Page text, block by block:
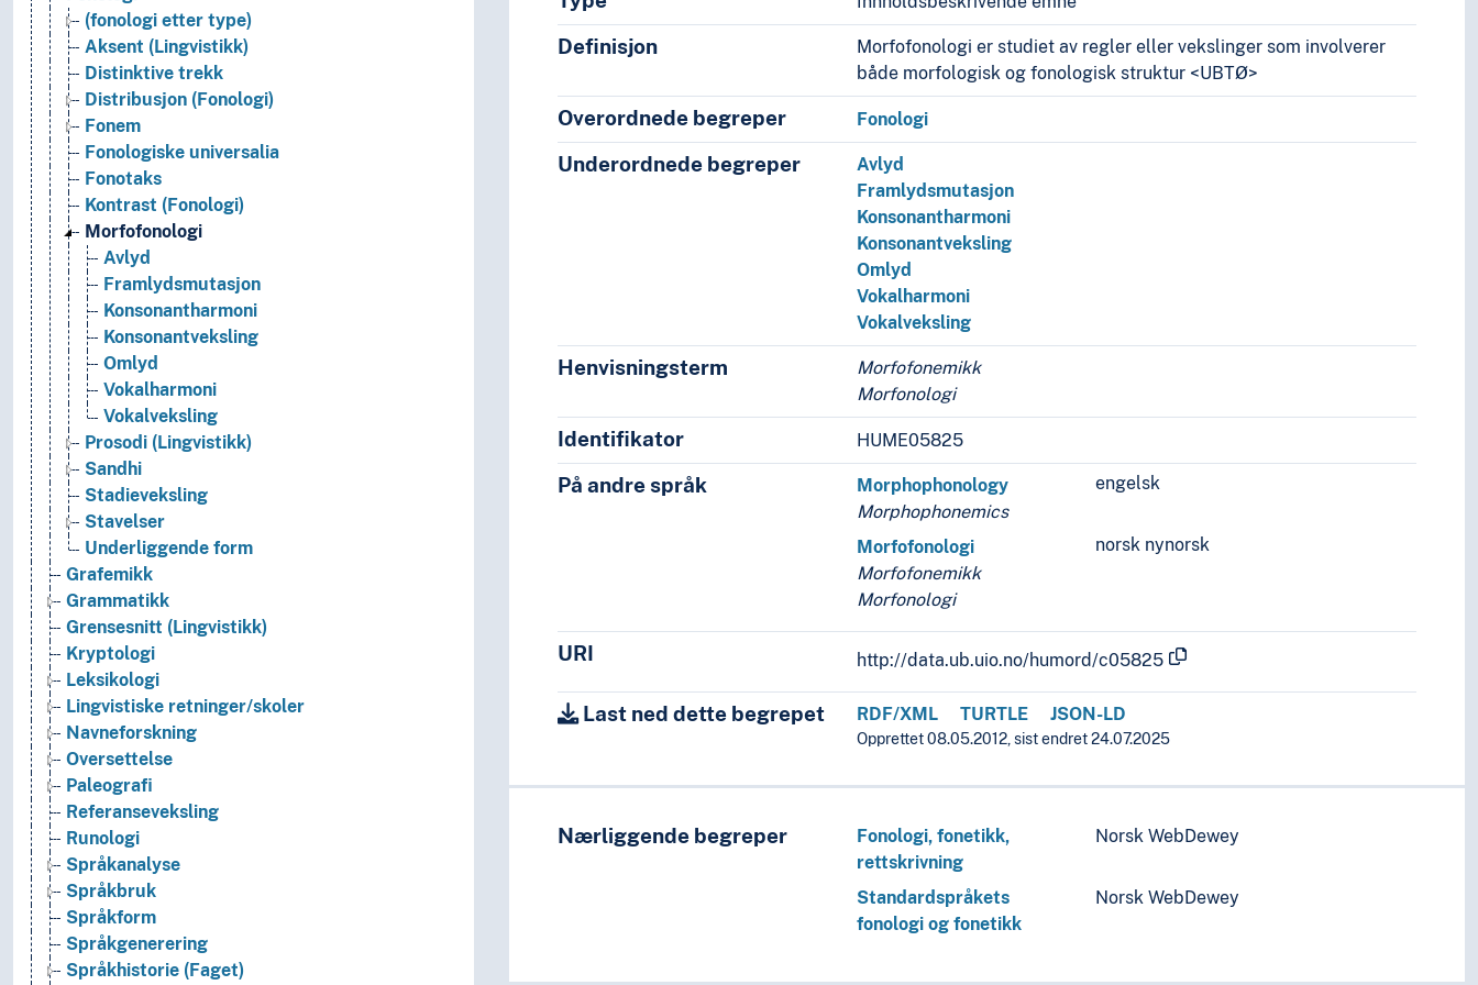
(fonologi etter type)
Aksent (Lingvistikk)
Distinktive trekk
Distribusjon (Fonologi)
Fonem
Fonologiske universalia
Fonotaks
Kontrast (Fonologi)
Morfofonologi
Avlyd
Framlydsmutasjon
Konsonantharmoni
Konsonantveksling
Omlyd
Vokalharmoni
Vokalveksling
Prosodi (Lingvistikk)
Sandhi
Stadieveksling
Stavelser
Underliggende form
Grafemikk
Grammatikk
Grensesnitt (Lingvistikk)
Kryptologi
Leksikologi
Lingvistiske retninger/skoler
Navneforskning
Oversettelse
Paleografi
Referanseveksling
Runologi
Språkanalyse
Språkbruk
Språkform
Språkgenerering
Språkhistorie (Faget)
Definisjon
Morfofonologi er studiet av regler eller vekslinger som involverer
både morfologisk og fonologisk struktur <UBTØ>
Overordnede begreper Fonologi
Underordnede begreper
Avlyd
Framlydsmutasjon
Konsonantharmoni
Konsonantveksling
Omlyd
Vokalharmoni
Vokalveksling
Henvisningsterm
Morfofonemikk
Morfonologi
Identifikator HUME05825
På andre språk engelsk
Morphophonology
Morphophonemics
norsk nynorsk
Morfofonologi
Morfofonemikk
Morfonologi
URI http://data.ub.uio.no/humord/c05825
Last ned dette begrepet RDF/XML TURTLE JSON-LD
Opprettet 08.05.2012, sist endret 24.07.2025
Nærliggende begreper
Fonologi, fonetikk,
rettskrivning
Norsk WebDewey
Standardspråkets
fonologi og fonetikk
Norsk WebDewey